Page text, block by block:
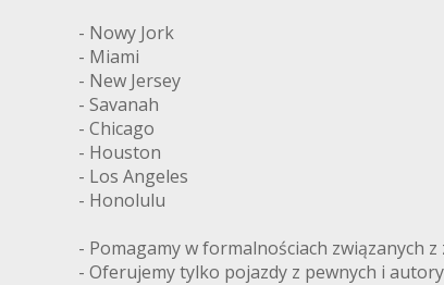
- Nowy Jork
- Miami
- New Jersey
- Savanah
- Chicago
- Houston
- Los Angeles
- Honolulu
- Pomagamy w formalnościach związanych
- Oferujemy tylko pojazdy z pewnych i